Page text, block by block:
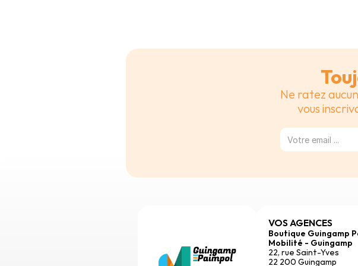
Ne ratez
vous
VOS AGENCES
Boutique Guingamp
Mobilité - Guingamp
22, rue Saint-Yves
22 200 Guingamp